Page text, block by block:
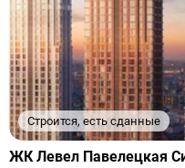
Строится, есть сданные
ЖК Левел Павелецкая